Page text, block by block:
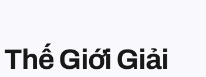
Giới Giải